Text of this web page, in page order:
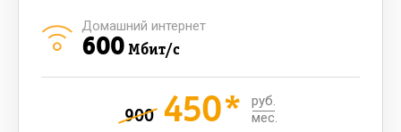
600Мбит/с
Домашний интернет
900 450*
руб.
мес.